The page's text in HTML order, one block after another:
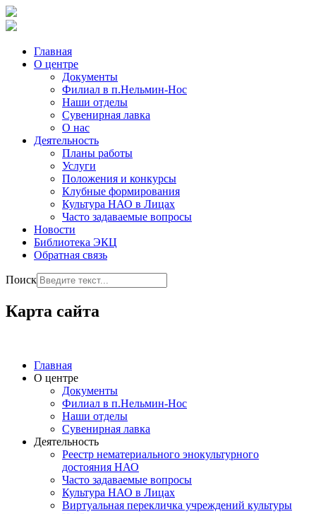
Главная
О центре
Документы
Филиал в п.Нельмин-Нос
Наши отделы
Сувенирная лавка
О нас
Деятельность
Планы работы
Услуги
Положения и конкурсы
Клубные формирования
Культура НАО в Лицах
Часто задаваемые вопросы
Новости
Библиотека ЭКЦ
Обратная связь
Поиск
Карта сайта
Главная
О центре
Документы
Филиал в п.Нельмин-Нос
Наши отделы
Сувенирная лавка
Деятельность
Реестр нематериального энокультурного
достояния НАО
Часто задаваемые вопросы
Культура НАО в Лицах
Виртуальная перекличка учреждений культуры